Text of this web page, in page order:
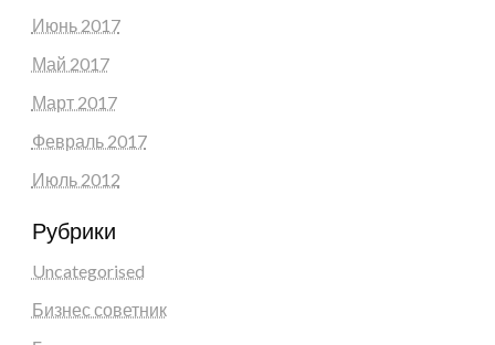
Июнь 2017
Май 2017
Март 2017
Февраль 2017
Июль 2012
Рубрики
Uncategorised
Бизнес советник